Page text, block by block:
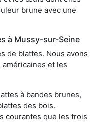
brune avec une
à Mussy-sur-Seine
de blattes. Nous avons
et les
à bandes brunes,
des bois.
courantes que les trois